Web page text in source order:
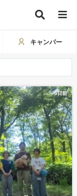
キャンパー
5日前